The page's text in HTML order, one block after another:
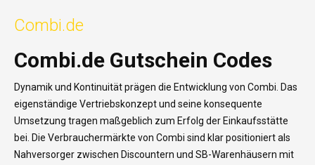
Combi.de
Combi.de Gutschein Codes
Dynamik und Kontinuität prägen die Entwicklung von Combi. Das
eigenständige Vertriebskonzept und seine konsequente
Umsetzung tragen maßgeblich zum Erfolg der Einkaufsstätte
bei. Die Verbrauchermärkte von Combi sind klar positioniert als
Nahversorger zwischen Discountern und SB-Warenhäusern mit